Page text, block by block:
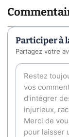
Participer à
Partagez votre